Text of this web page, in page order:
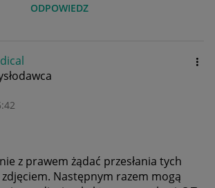
ODPOWIEDZ
z prawem żądać przesłania tych
Następnym razem mogą